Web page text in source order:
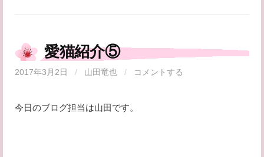
愛猫紹介⑤
2017年3月2日 / 山田竜也 / コメントする
今日のブログ担当は山田です。